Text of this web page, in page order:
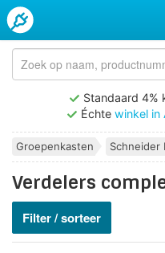
Standaard 4%
Échte winkel in
Groepenkasten Schneider
Verdelers
Filter / sorteer